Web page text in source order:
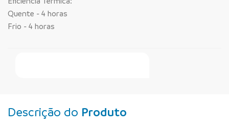
Quente - 4 horas
Frio - 4 horas
Descrição do Produto